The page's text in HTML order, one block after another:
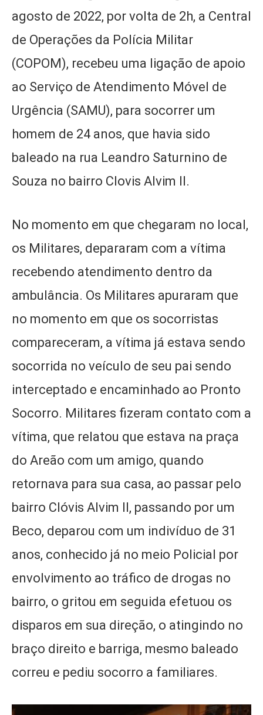
agosto de 2022, por volta de 2h, a Central
de Operações da Polícia Militar
(COPOM), recebeu uma ligação de apoio
ao Serviço de Atendimento Móvel de
Urgência (SAMU), para socorrer um
homem de 24 anos, que havia sido
baleado na rua Leandro Saturnino de
Souza no bairro Clovis Alvim II.
No momento em que chegaram no local,
os Militares, depararam com a vítima
recebendo atendimento dentro da
ambulância. Os Militares apuraram que
no momento em que os socorristas
compareceram, a vítima já estava sendo
socorrida no veículo de seu pai sendo
interceptado e encaminhado ao Pronto
Socorro. Militares fizeram contato com a
vítima, que relatou que estava na praça
do Areão com um amigo, quando
retornava para sua casa, ao passar pelo
bairro Clóvis Alvim II, passando por um
Beco, deparou com um indivíduo de 31
anos, conhecido já no meio Policial por
envolvimento ao tráfico de drogas no
bairro, o gritou em seguida efetuou os
disparos em sua direção, o atingindo no
braço direito e barriga, mesmo baleado
correu e pediu socorro a familiares.